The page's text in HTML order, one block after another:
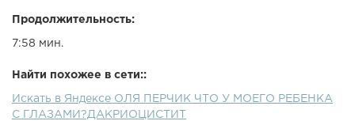
Продолжительность:
7:58 мин.
Найти похожее в сети::
Искать в Яндексе ОЛЯ ПЕРЧИК ЧТО У МОЕГО РЕБЕНКА
С ГЛАЗАМИ?ДАКРИОЦИСТИТ